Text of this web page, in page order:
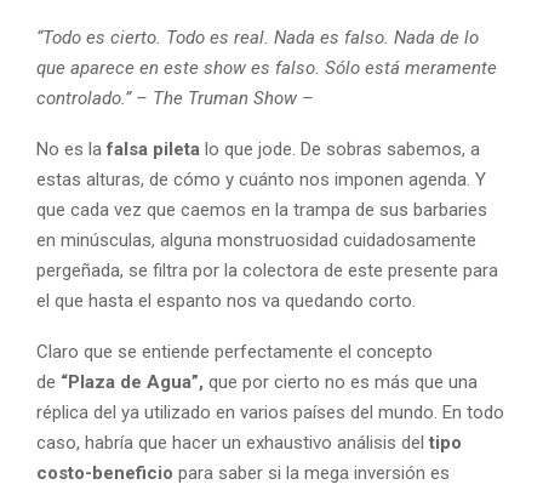
“Todo es cierto. Todo es real. Nada es falso. Nada de lo
que aparece en este show es falso. Sólo está meramente
controlado.” – The Truman Show –
No es lafalsa pileta lo que jode. De sobras sabemos, a
estas alturas, de cómo y cuánto nos imponen agenda. Y
que cada vez que caemos en la trampa de sus barbaries
en minúsculas, alguna monstruosidad cuidadosamente
pergeñada, se filtra por la colectora de este presente para
el que hasta el espanto nos va quedando corto.
Claro que se entiende perfectamente el concepto
de “Plaza de Agua”, que por cierto no es más que una
réplica del ya utilizado en varios países del mundo. En todo
caso, habría que hacer un exhaustivo análisis del tipo
costo-beneficio para saber si la mega inversión es